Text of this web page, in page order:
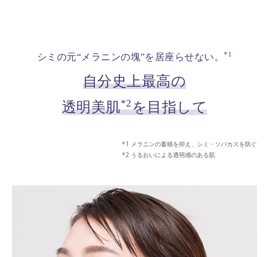
シミの元“メラニンの塊”を居座らせない。*1
自分史上最高の
透明美肌*2を目指して
メラニンの蓄積を抑え、シミ・ソバカスを防ぐ
うるおいによる透明感のある肌